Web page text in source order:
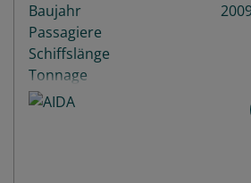
Baujahr
Passagiere
Schiffslänge
Tonnage
Decks